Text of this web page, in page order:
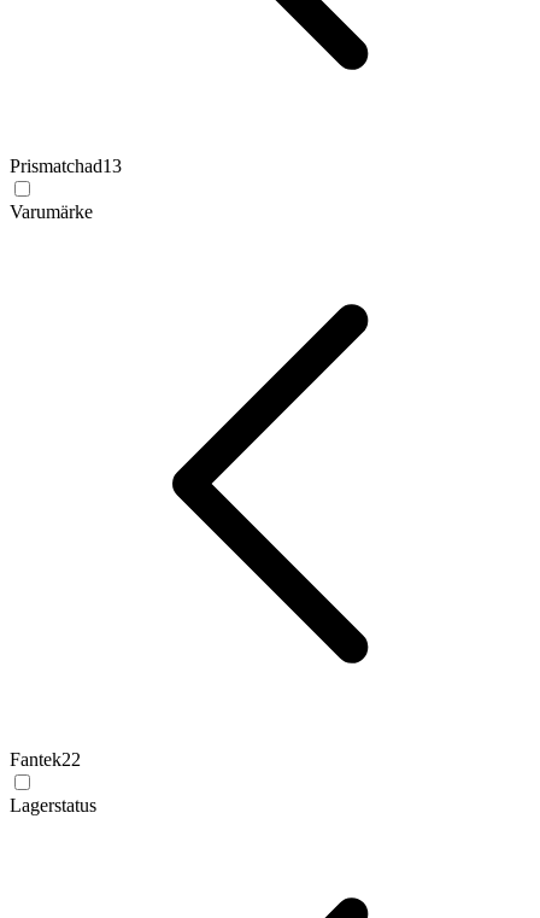
Prismatchad13
Varumärke
Fantek22
Lagerstatus